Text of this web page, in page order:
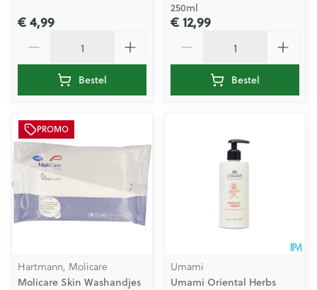
€ 4,99
Bestel
250ml
€ 12,99
Bestel
PROMO
Hartmann, Molicare
Molicare Skin Washandjes
Umami
Umami Oriental Herbs